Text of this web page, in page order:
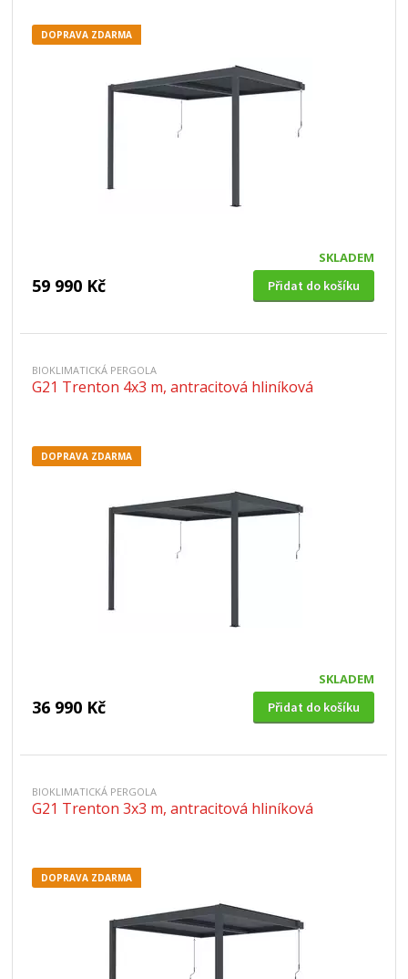
DOPRAVA ZDARMA
SKLADEM
59 990 Kč Přidat do košíku
BIOKLIMATICKÁ PERGOLA
G21 Trenton 4x3 m, antracitová hliníková
DOPRAVA ZDARMA
SKLADEM
36 990 Kč Přidat do košíku
BIOKLIMATICKÁ PERGOLA
G21 Trenton 3x3 m, antracitová hliníková
DOPRAVA ZDARMA